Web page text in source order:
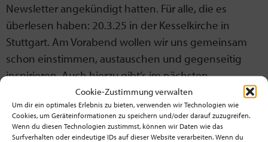
Cookie-Zustimmung verwalten
Um dir ein optimales Erlebnis zu bieten, verwenden wir Technologien wie
Cookies, um Geräteinformationen zu speichern und/oder darauf zuzugreifen.
Wenn du diesen Technologien zustimmst, können wir Daten wie das
Surfverhalten oder eindeutige IDs auf dieser Website verarbeiten. Wenn du
Newsletter angekündigt hatten. Für alle, die es
überlesen haben: 20.3.25 in der Kesselkirche in
Stuttgart. Am Vorabend wollen wir uns gemeinsam
schon einstimmen, austauschen und gegenseitig
inspirieren. Auch hierzu gibt’s im nächsten
Newsletter mehr Infos.
Schön, mit euch gemeinsam unterwegs zu sein und
Kirche zu gestalten. Woanders. Und hier.